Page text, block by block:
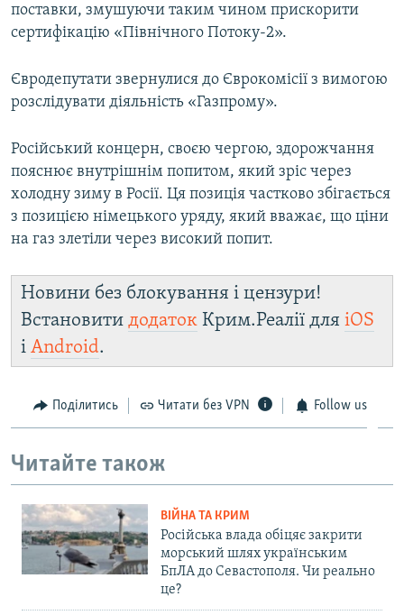
поставки, змушуючи таким чином прискорити
сертифікацію «Північного Потоку-2».
Євродепутати звернулися до Єврокомісії з вимогою
розслідувати діяльність «Газпрому».
Російський концерн, своєю чергою, здорожчання
пояснює внутрішнім попитом, який зріс через
холодну зиму в Росії. Ця позиція частково збігається
з позицією німецького уряду, який вважає, що ціни
на газ злетіли через високий попит.
Новини без блокування і цензури!
Встановити додаток Крим.Реалії для iOS
і Android.
Поділитись Читати без VPN Follow us
Читайте також
ВІЙНА ТА КРИМ
Російська влада обіцяє закрити
морський шлях українським
БпЛА до Севастополя. Чи реально
це?